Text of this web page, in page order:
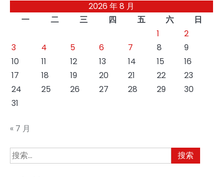
2026 年 8 月
一
二 三 四 五 六
日
1
2
3
4 5 6 7 8
9
10
11 12 13 14 15
16
17
18 19 20 21 22
23
24
25 26 27 28 29
30
31
« 7 月
搜
索：